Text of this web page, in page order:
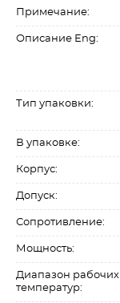
Примечание:
Описание Eng:
Тип упаковки:
В упаковке:
Корпус:
Допуск:
Сопротивление:
Мощность:
Диапазон рабочих
температур: